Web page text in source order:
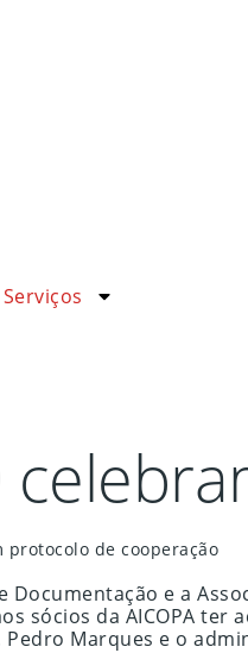
Serviços
protocolo de cooperação
Documentação e a
sócios da AICOPA ter
Marques e o